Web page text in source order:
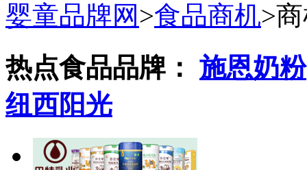
婴童品牌网 >食品商机>
热点食品品牌： 施恩奶粉
纽西阳光